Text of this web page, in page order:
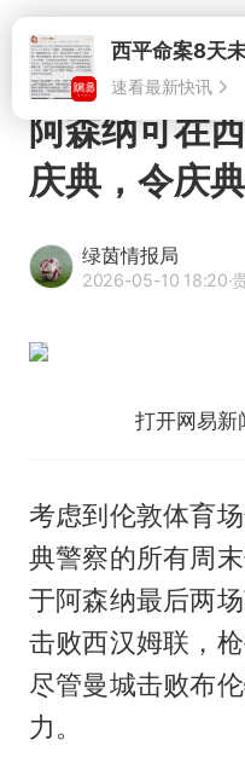
阿森纳可在
庆典，令庆
绿茵情报局
2026-05-10 18:20·
打开网易新
考虑到伦敦体育
典警察的所有周
于阿森纳最后两
击败西汉姆联，
尽管曼城击败布
力。